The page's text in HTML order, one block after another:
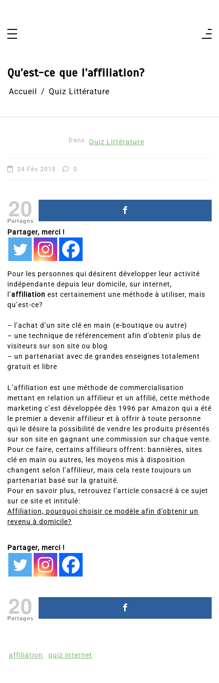
Qu’est-ce que l’affiliation?
Accueil Quiz Littérature
Dans Quiz Littérature
24 Fév 2015 0
20
Partages
Partager, merci !
Pour les personnes qui désirent développer leur activité
indépendante depuis leur domicile, sur internet,
l’affiliation est certainement une méthode à utiliser, mais
qu’est-ce?
– l’achat d’un site clé en main (e-boutique ou autre)
– une technique de référencement afin d’obtenir plus de
visiteurs sur son site ou blog
– un partenariat avec de grandes enseignes totalement
gratuit et libre
L’affiliation est une méthode de commercialisation
mettant en relation un affilieur et un affilié, cette méthode
marketing c’est développée dès 1996 par Amazon qui a été
le premier a devenir affilieur et à offrir à toute personne
qui le désire la possibilité de vendre les produits présentés
sur son site en gagnant une commission sur chaque vente.
Pour ce faire, certains affilieurs offrent: bannières, sites
clé en main ou autres, les moyens mis à disposition
changent selon l’affilieur, mais cela reste toujours un
partenariat basé sur la gratuité.
Pour en savoir plus, retrouvez l’article consacré à ce sujet
sur ce site et intitulé:
Affiliation, pourquoi choisir ce modèle afin d’obtenir un
revenu à domicile?
Partager, merci !
20
Partages
affiliation quiz internet